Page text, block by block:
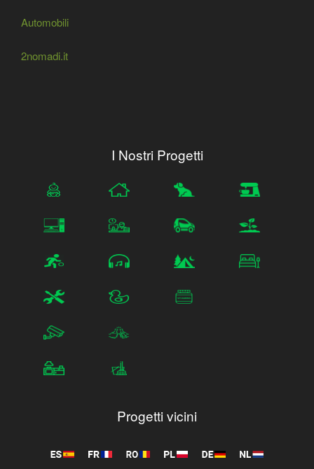
Automobili
2nomadi.it
I Nostri Progetti
Progetti vicini